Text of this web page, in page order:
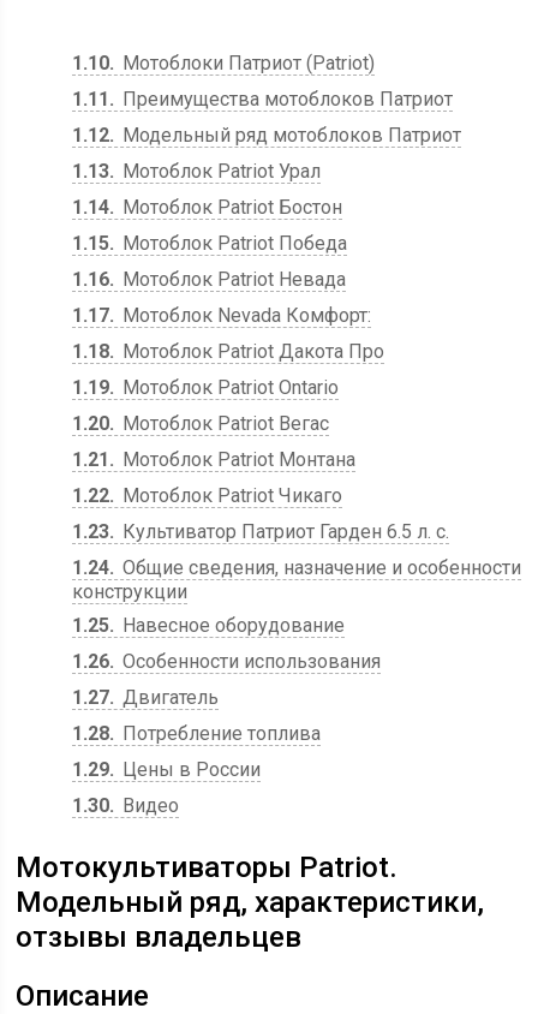
1.10
Мотоблоки Патриот (Рatriot)
1.11
Преимущества мотоблоков Патриот
1.12
Модельный ряд мотоблоков Патриот
1.13
Мотоблок Patriot Урал
1.14
Мотоблок Patriot Бостон
1.15
Мотоблок Patriot Победа
1.16
Мотоблок Patriot Невада
1.17
Мотоблок Nevada Комфорт:
1.18
Мотоблок Patriot Дакота Про
1.19
Мотоблок Patriot Ontario
1.20
Мотоблок Patriot Вегас
1.21
Мотоблок Patriot Монтана
1.22
Мотоблок Patriot Чикаго
1.23
Культиватор Патриот Гарден 6.5 л. с.
1.24 Общие сведения, назначение и особенности
конструкции
1.25
Навесное оборудование
1.26 Особенности использования
1.27 Двигатель
1.28
Потребление топлива
1.29
Цены в России
1.30
Видео
Мотокультиваторы Patriot.
Модельный ряд, характеристики,
отзывы владельцев
Описание